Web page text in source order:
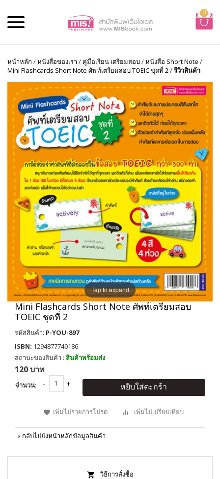
0
หน้าหลัก /หนังสือของเรา / คู่มือเรียน เตรียมสอบ/หนังสือ Short Note /
Mini Flashcards Short Note ศัพท์เตรียมสอบ TOEIC ชุดที่ 2/รีวิวสินค้า
Tap to expand
Mini Flashcards Short Note ศัพท์เตรียมสอบ
TOEIC ชุดที่ 2
รหัสสินค้า: P-YOU-897
ISBN: 1294877740186
สถานะของสินค้า : สินค้าพร้อมส่ง
120 บาท
จำนวน: หยิบใส่ตะกร้า
เพิ่มไปรายการโปรด เพิ่มไปเปรียบเทียบ
« กลับไปยังหน้าหลักข้อมูลสินค้า
วิธีการสั่งซื้อ